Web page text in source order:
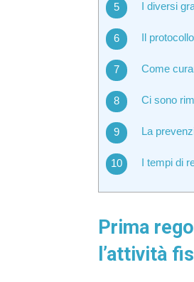
I diversi
Il
Come
Ci sono
La
I tempi di
Prima
l’attività